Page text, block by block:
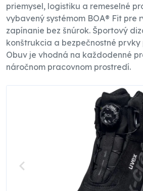
priemysel, logistiku a remeselné
vybavený systémom BOA® Fit pre
zapínanie bez šnúrok. Športový
konštrukcia a bezpečnostné prvky
Obuv je vhodná na každodenné
náročnom pracovnom prostredí.